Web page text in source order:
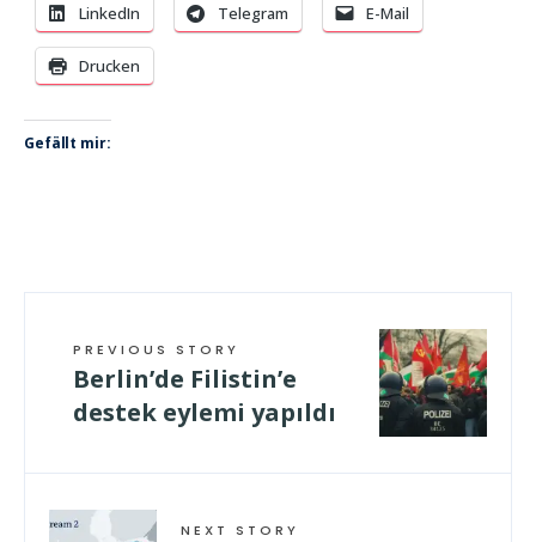
LinkedIn Telegram E-Mail
Drucken
Gefällt mir:
PREVIOUS STORY
Berlin’de Filistin’e
destek eylemi yapıldı
NEXT STORY